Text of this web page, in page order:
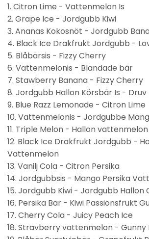
1. Citron Lime - Vattenmelon Is
2. Grape Ice - Jordgubb Kiwi
3. Ananas Kokosnöt - Jordgubb
4. Black Ice Drakfrukt Jordgubb -
5. Blåbärsis - Fizzy Cherry
6. Vattenmelonis - Blandade bär
7. Stawberry Banana - Fizzy Cherry
8. Jordgubb Hallon Körsbär Is - Druv
9. Blue Razz Lemonade - Citron Lime
10. Vattenmelonis - Jordgubbe
11. Triple Melon - Hallon vattenmelon
12. Black Ice Drakfrukt Jordgubb -
Vattenmelon
13. Vanilj Cola - Citron Persika
14. Jordgubbsis - Mango Persika
15. Jordgubb Kiwi - Jordgubb Hallon
16. Persika Bär - Kiwi Passionsfrukt
17. Cherry Cola - Juicy Peach Ice
18. Stravberry vattenmelon - Gunny